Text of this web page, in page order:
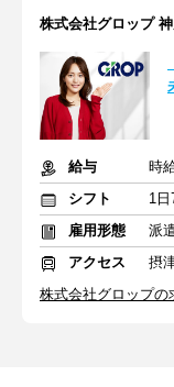
株式会社グロップ
給与
時
シフト
1
雇用形態
派
アクセス
摂
株式会社グロップの